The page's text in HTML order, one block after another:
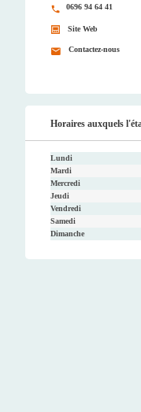
0696 94 64 41
Site Web
Contactez-nous
Horaires auxquels
Lundi
Mardi
Mercredi
Jeudi
Vendredi
Samedi
Dimanche